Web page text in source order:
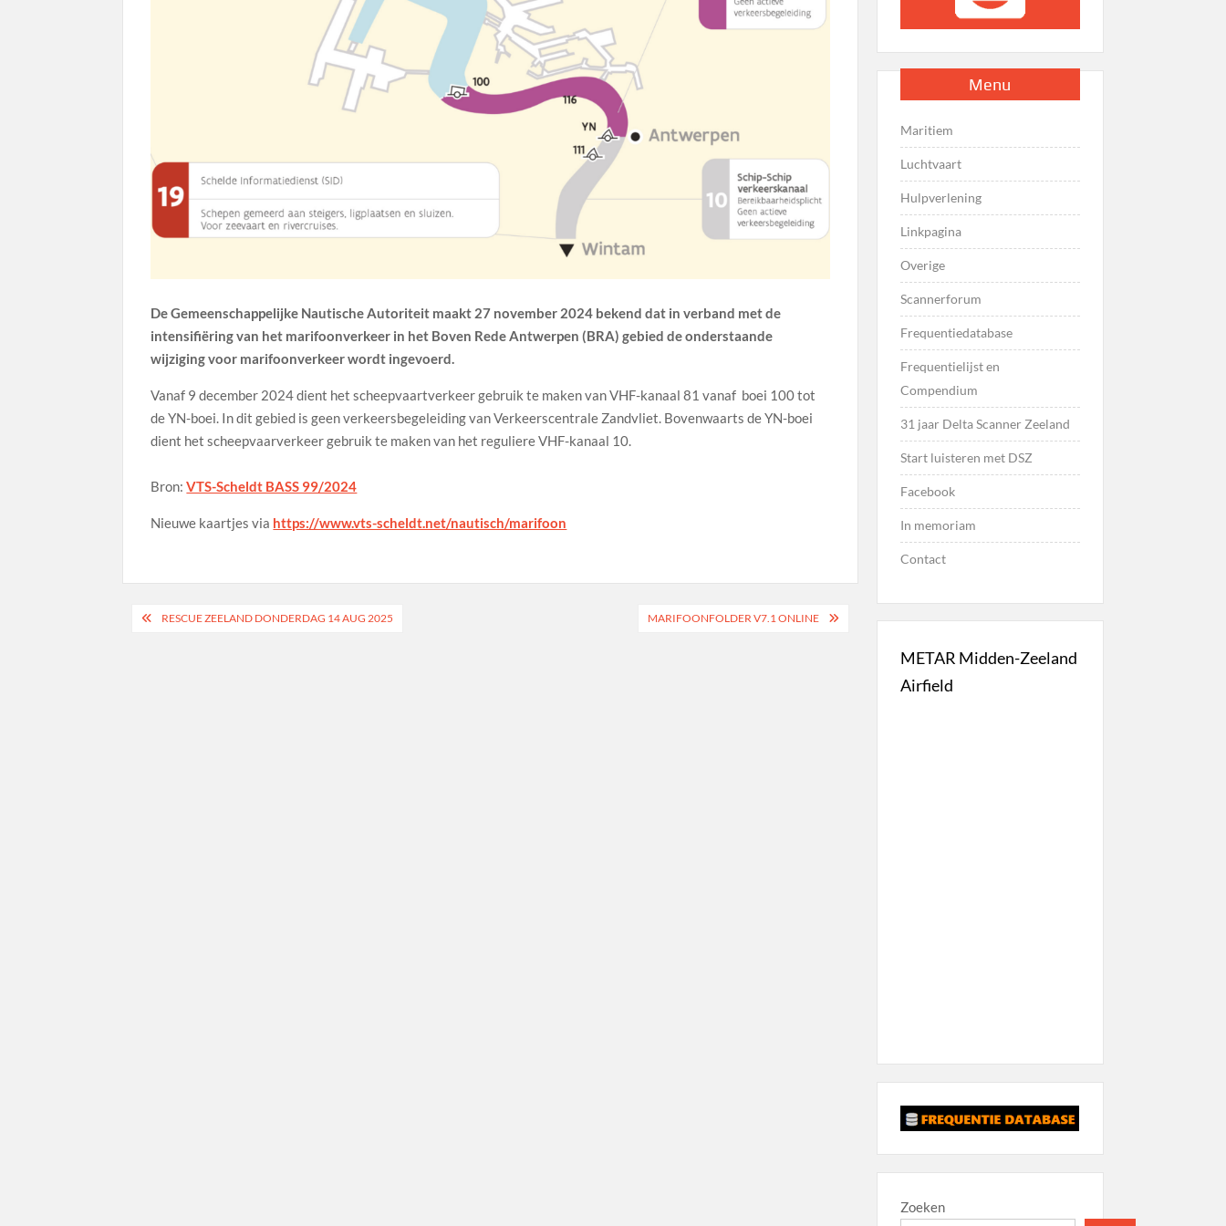
De Gemeenschappelijke Nautische Autoriteit maakt 27 november 2024 bekend dat in verband met de
intensifiëring van het marifoonverkeer in het Boven Rede Antwerpen (BRA) gebied de onderstaande
wijziging voor marifoonverkeer wordt ingevoerd.
Vanaf 9 december 2024 dient het scheepvaartverkeer gebruik te maken van VHF-kanaal 81 vanaf boei 100 tot
de YN-boei. In dit gebied is geen verkeersbegeleiding van Verkeerscentrale Zandvliet. Bovenwaarts de YN-boei
dient het scheepvaarverkeer gebruik te maken van het reguliere VHF-kanaal 10.
Bron:VTS-Scheldt BASS 99/2024
Nieuwe kaartjes via https://www.vts-scheldt.net/nautisch/marifoon
Bericht
RESCUE ZEELAND DONDERDAG 14 AUG 2025 MARIFOONFOLDER V7.1 ONLINE
Menu
Maritiem
Luchtvaart
Hulpverlening
Linkpagina
Overige
Scannerforum
Frequentiedatabase
Frequentielijst en
Compendium
31 jaar Delta Scanner Zeeland
Start luisteren met DSZ
Facebook
In memoriam
Contact
METAR Midden-Zeeland
Airfield
Zoeken